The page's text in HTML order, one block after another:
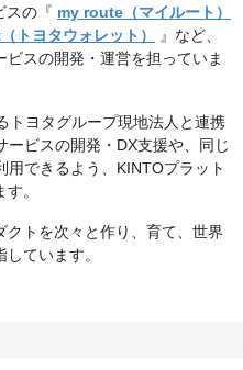
スの『 my route（マイルート）
トヨタウォレット）
』など、
ビスの開発・運営を担っていま
トヨタグループ現地法人と連携
ービスの開発・DX支援や、同じ
できるよう、KINTOプラット
。
トを次々と作り、育て、世界
ています。